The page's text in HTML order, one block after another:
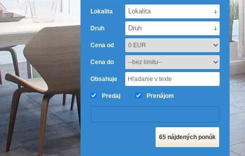
Lokalita Lokalita
Druh Druh
Cena od
Cena do
Obsahuje
Predaj Prenájom